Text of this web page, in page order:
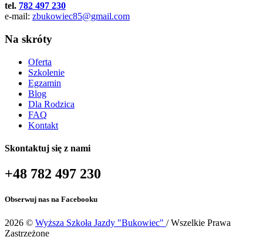
tel. 782 497 230
e-mail: zbukowiec85@gmail.com
Na skróty
Oferta
Szkolenie
Egzamin
Blog
Dla Rodzica
FAQ
Kontakt
Skontaktuj się z nami
+48 782 497 230
Obserwuj nas na Facebooku
2026 © Wyższa Szkoła Jazdy "Bukowiec" / Wszelkie Prawa
Zastrzeżone